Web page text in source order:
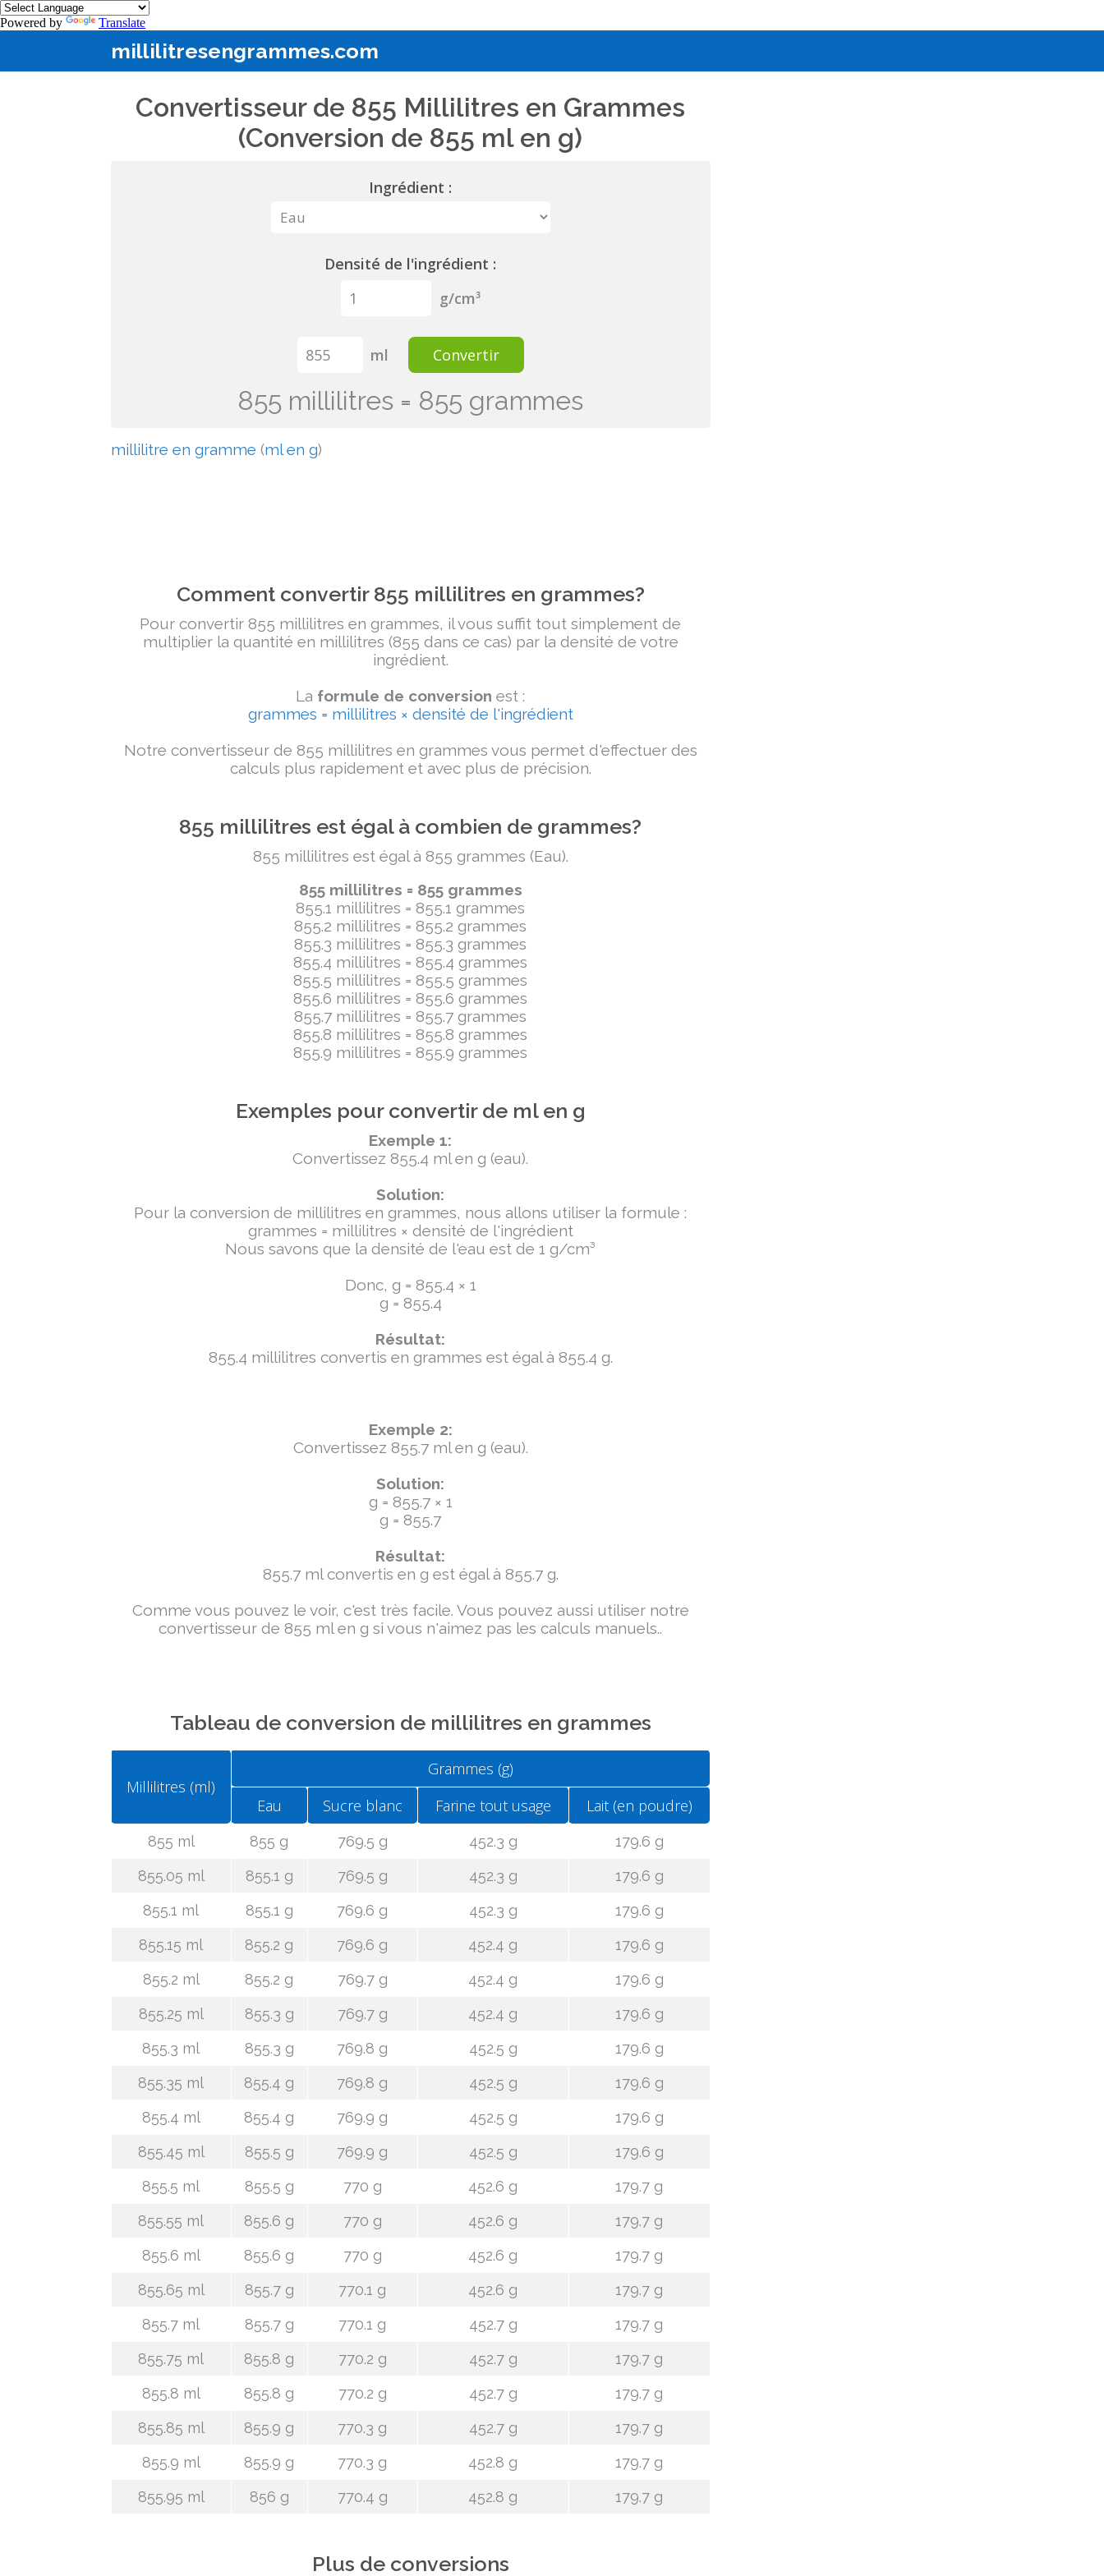
Powered by Translate
millilitresengrammes.com
Convertisseur de 855 Millilitres en Grammes
(Conversion de 855 ml en g)
Ingrédient :
Densité de l'ingrédient :
g/cm³
ml Convertir
855 millilitres = 855 grammes
millilitre en gramme (ml en g)
Comment convertir 855 millilitres en grammes?
Pour convertir 855 millilitres en grammes, il vous suffit tout simplement de
multiplier la quantité en millilitres (855 dans ce cas) par la densité de votre
ingrédient.
La formule de conversion est :
grammes = millilitres × densité de l'ingrédient
Notre convertisseur de 855 millilitres en grammes vous permet d'effectuer des
calculs plus rapidement et avec plus de précision.
855 millilitres est égal à combien de grammes?
855 millilitres est égal à 855 grammes (Eau).
855 millilitres = 855 grammes
855.1 millilitres = 855.1 grammes
855.2 millilitres = 855.2 grammes
855.3 millilitres = 855.3 grammes
855.4 millilitres = 855.4 grammes
855.5 millilitres = 855.5 grammes
855.6 millilitres = 855.6 grammes
855.7 millilitres = 855.7 grammes
855.8 millilitres = 855.8 grammes
855.9 millilitres = 855.9 grammes
Exemples pour convertir de ml en g
Exemple 1:
Convertissez 855.4 ml en g (eau).
Solution:
Pour la conversion de millilitres en grammes, nous allons utiliser la formule :
grammes = millilitres × densité de l'ingrédient
Nous savons que la densité de l'eau est de 1 g/cm³
Donc, g = 855.4 × 1
g = 855.4
Résultat:
855.4 millilitres convertis en grammes est égal à 855.4 g.
Exemple 2:
Convertissez 855.7 ml en g (eau).
Solution:
g = 855.7 × 1
g = 855.7
Résultat:
855.7 ml convertis en g est égal à 855.7 g.
Comme vous pouvez le voir, c'est très facile. Vous pouvez aussi utiliser notre
convertisseur de 855 ml en g si vous n'aimez pas les calculs manuels..
Tableau de conversion de millilitres en grammes
Millilitres (ml)
Grammes (g)
Eau
Sucre blanc Farine tout usage Lait (en poudre)
855 ml 855 g 769.5 g 452.3 g
179.6 g
855.05 ml
855.1 g 769.5 g 452.3 g
179.6 g
855.1 ml
855.1 g 769.6 g 452.3 g
179.6 g
855.15 ml
855.2 g 769.6 g 452.4 g
179.6 g
855.2 ml
855.2 g 769.7 g 452.4 g
179.6 g
855.25 ml
855.3 g 769.7 g 452.4 g
179.6 g
855.3 ml
855.3 g 769.8 g 452.5 g
179.6 g
855.35 ml
855.4 g 769.8 g 452.5 g
179.6 g
855.4 ml
855.4 g 769.9 g 452.5 g
179.6 g
855.45 ml
855.5 g 769.9 g 452.5 g
179.6 g
855.5 ml
855.5 g 770 g 452.6 g
179.7 g
855.55 ml
855.6 g 770 g 452.6 g
179.7 g
855.6 ml
855.6 g 770 g 452.6 g
179.7 g
855.65 ml
855.7 g 770.1 g 452.6 g
179.7 g
855.7 ml
855.7 g 770.1 g 452.7 g
179.7 g
855.75 ml
855.8 g 770.2 g 452.7 g
179.7 g
855.8 ml
855.8 g 770.2 g 452.7 g
179.7 g
855.85 ml
855.9 g 770.3 g 452.7 g
179.7 g
855.9 ml
855.9 g 770.3 g 452.8 g
179.7 g
855.95 ml
856 g 770.4 g 452.8 g 179.7 g
Plus de conversions